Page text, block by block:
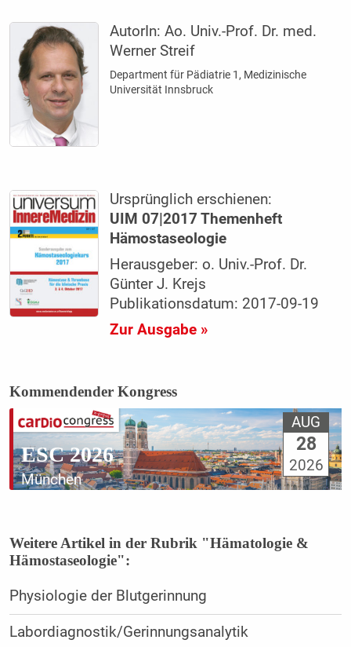
AutorIn:Ao. Univ.-Prof. Dr. med.
Werner Streif
Department für Pädiatrie 1, Medizinische
Universität Innsbruck
Ursprünglich erschienen:
UIM 07|2017 Themenheft
Hämostaseologie
Herausgeber: o. Univ.-Prof. Dr.
Günter J. Krejs
Publikationsdatum: 2017-09-19
Zur Ausgabe »
Kommendender Kongress
ESC 2026
München
AUG
28
2026
Weitere Artikel in der Rubrik "Hämatologie &
Hämostaseologie":
Physiologie der Blutgerinnung
Labordiagnostik/Gerinnungsanalytik